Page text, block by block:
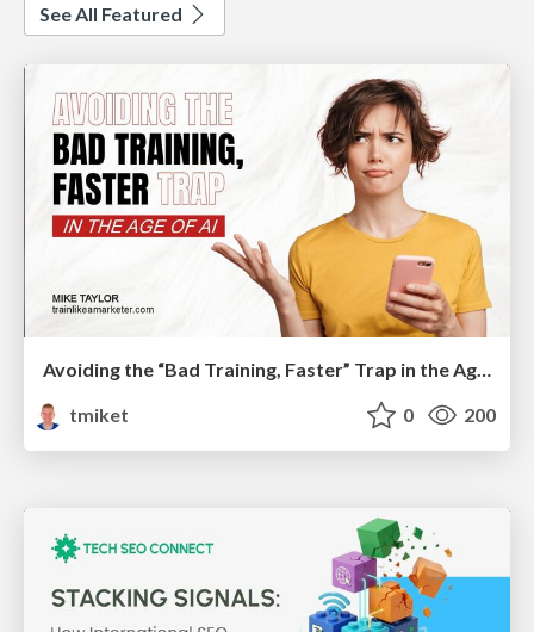
See All Featured
Avoiding the “Bad Training, Faster” Trap in the Age of AI
tmiket
0 200